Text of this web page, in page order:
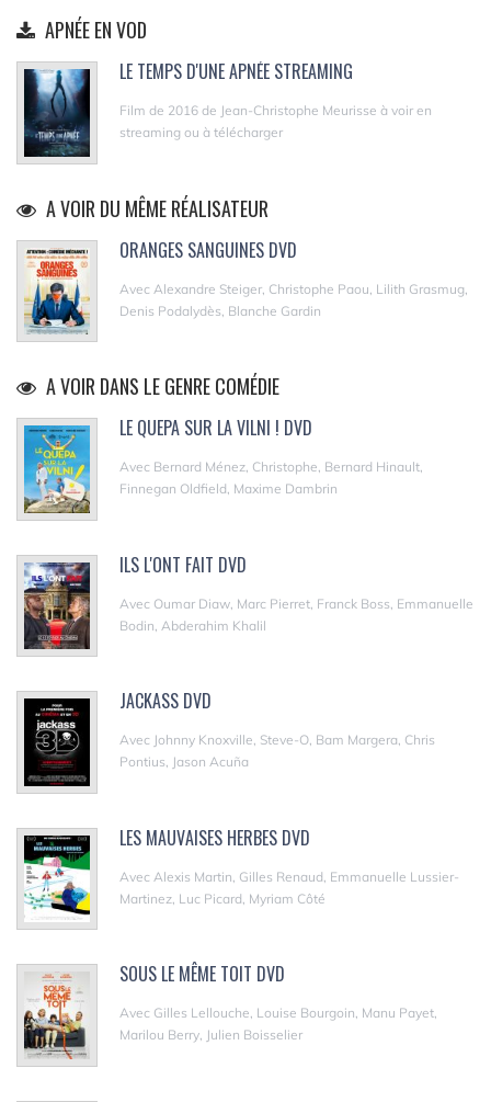
APNÉE EN VOD
LE TEMPS D'UNE APNÉE STREAMING
Film de 2016 de Jean-Christophe Meurisse à voir en
streaming ou à télécharger
A VOIR DU MÊME RÉALISATEUR
ORANGES SANGUINES DVD
Avec Alexandre Steiger, Christophe Paou, Lilith Grasmug,
Denis Podalydès, Blanche Gardin
A VOIR DANS LE GENRE COMÉDIE
LE QUEPA SUR LA VILNI ! DVD
Avec Bernard Ménez, Christophe, Bernard Hinault,
Finnegan Oldfield, Maxime Dambrin
ILS L'ONT FAIT DVD
Avec Oumar Diaw, Marc Pierret, Franck Boss, Emmanuelle
Bodin, Abderahim Khalil
JACKASS DVD
Avec Johnny Knoxville, Steve-O, Bam Margera, Chris
Pontius, Jason Acuña
LES MAUVAISES HERBES DVD
Avec Alexis Martin, Gilles Renaud, Emmanuelle Lussier-
Martinez, Luc Picard, Myriam Côté
SOUS LE MÊME TOIT DVD
Avec Gilles Lellouche, Louise Bourgoin, Manu Payet,
Marilou Berry, Julien Boisselier